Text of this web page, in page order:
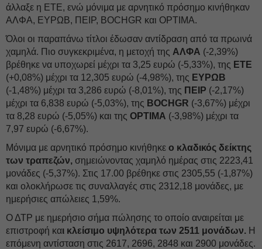
άλλαξε η ΕΤΕ, ενώ μόνιμα με αρνητικό πρόσημο κινήθηκαν
ΑΛΦΑ, ΕΥΡΩΒ, ΠΕΙΡ, BOCHGR και OPTIMA.
Όλοι οι παραπάνω τίτλοι έδωσαν αντίδραση από τα πρωινά
χαμηλά. Πιο συγκεκριμένα, η μετοχή της ΑΛΦΑ (-2,39%)
βρέθηκε να υποχωρεί μέχρι τα 3,25 ευρώ (-5,33%), της ΕΤΕ
(+0,08%) μέχρι τα 12,305 ευρώ (-4,98%), της ΕΥΡΩΒ
(-1,48%) μέχρι τα 3,286 ευρώ (-8,01%), της ΠΕΙΡ (-2,17%)
μέχρι τα 6,838 ευρώ (-5,03%), της BOCHGR (-3,67%) μέχρι
τα 8,28 ευρώ (-5,05%) και της OPTIMA (-3,98%) μέχρι τα
7,97 ευρώ (-6,67%).
Μόνιμα με αρνητικό πρόσημο κινήθηκε ο κλαδικός δείκτης
των τραπεζών, σημειώνοντας χαμηλό ημέρας στις 2223,41
μονάδες (-5,37%). Στις 17.00 βρέθηκε στις 2305,55 (-1,87%)
και ολοκλήρωσε τις συναλλαγές στις 2312,18 μονάδες, με
ημερήσιες απώλειες 1,59%.
Ο ΔΤΡ με ημερήσιο σήμα πώλησης το οποίο αναιρείται με
επιστροφή και κλείσιμο υψηλότερα των 2511 μονάδων. Η
επόμενη αντίσταση στις 2617, 2696, 2848 και 2900 μονάδες.